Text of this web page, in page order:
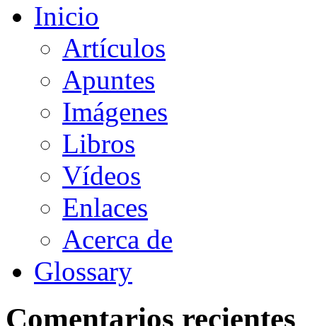
Inicio
Artículos
Apuntes
Imágenes
Libros
Vídeos
Enlaces
Acerca de
Glossary
Comentarios recientes